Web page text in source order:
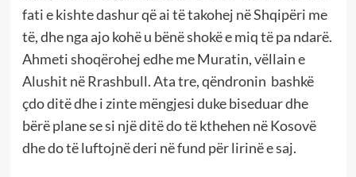
fati e kishte dashur që ai të takohej në Shqipëri me
të, dhe nga ajo kohë u bënë shokë e miq të pa ndarë.
Ahmeti shoqërohej edhe me Muratin, vëllain e
Alushit në Rrashbull. Ata tre, qëndronin bashkë
çdo ditë dhe i zinte mëngjesi duke biseduar dhe
bërë plane se si një ditë do të kthehen në Kosovë
dhe do të luftojnë deri në fund për lirinë e saj.